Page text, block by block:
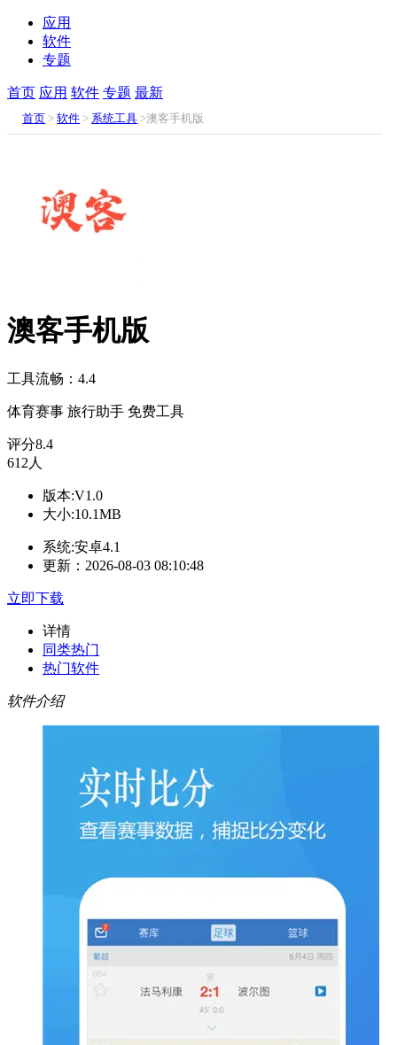
应用
软件
专题
首页 应用 软件 专题 最新
首页 >软件 > 系统工具 >澳客手机版
澳客手机版
工具流畅：4.4
体育赛事 旅行助手 免费工具
评分8.4
612人
版本:V1.0
大小:10.1MB
系统:安卓4.1
更新：2026-08-03 08:10:48
立即下载
详情
同类热门
热门软件
软件介绍